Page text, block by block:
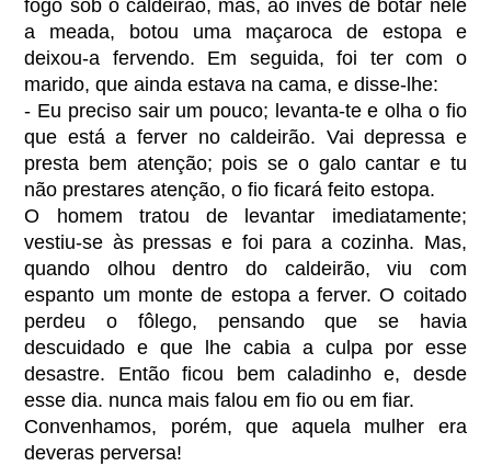
fogo sob o caldeirão, mas, ao invés de botar nele
a meada, botou uma maçaroca de estopa e
deixou-a fervendo. Em seguida, foi ter com o
marido, que ainda estava na cama, e disse-lhe:
- Eu preciso sair um pouco; levanta-te e olha o fio
que está a ferver no caldeirão. Vai depressa e
presta bem atenção; pois se o galo cantar e tu
não prestares atenção, o fio ficará feito estopa.
O homem tratou de levantar imediatamente;
vestiu-se às pressas e foi para a cozinha. Mas,
quando olhou dentro do caldeirão, viu com
espanto um monte de estopa a ferver. O coitado
perdeu o fôlego, pensando que se havia
descuidado e que lhe cabia a culpa por esse
desastre. Então ficou bem caladinho e, desde
esse dia. nunca mais falou em fio ou em fiar.
Convenhamos, porém, que aquela mulher era
deveras perversa!